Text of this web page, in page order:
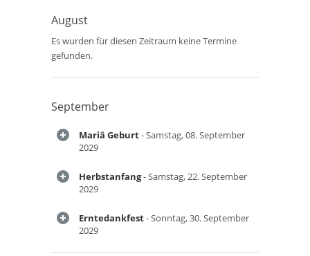
August
Es wurden für diesen Zeitraum keine Termine
gefunden.
September
Mariä Geburt- Samstag, 08. September
2029
Herbstanfang- Samstag, 22. September
2029
Erntedankfest- Sonntag, 30. September
2029